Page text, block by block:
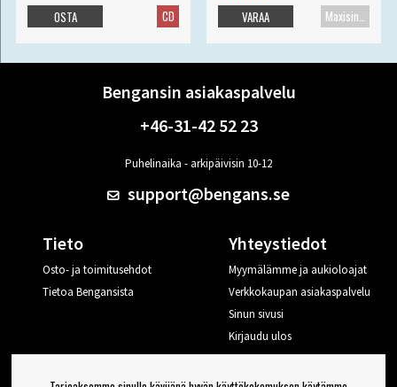
CD
OSTA
Maxisingle
VARAA
Bengansin asiakaspalvelu
+46-31-42 52 23
Puhelinaika - arkipäivisin 10-12
support@bengans.se
Tieto
Osto- ja toimitusehdot
Tietoa Bengansista
Yhteystiedot
Myymälämme ja aukioloajat
Verkkokaupan asiakaspalvelu
Sinun sivusi
Kirjaudu ulos
Haluan vinkkejä Bengansilta